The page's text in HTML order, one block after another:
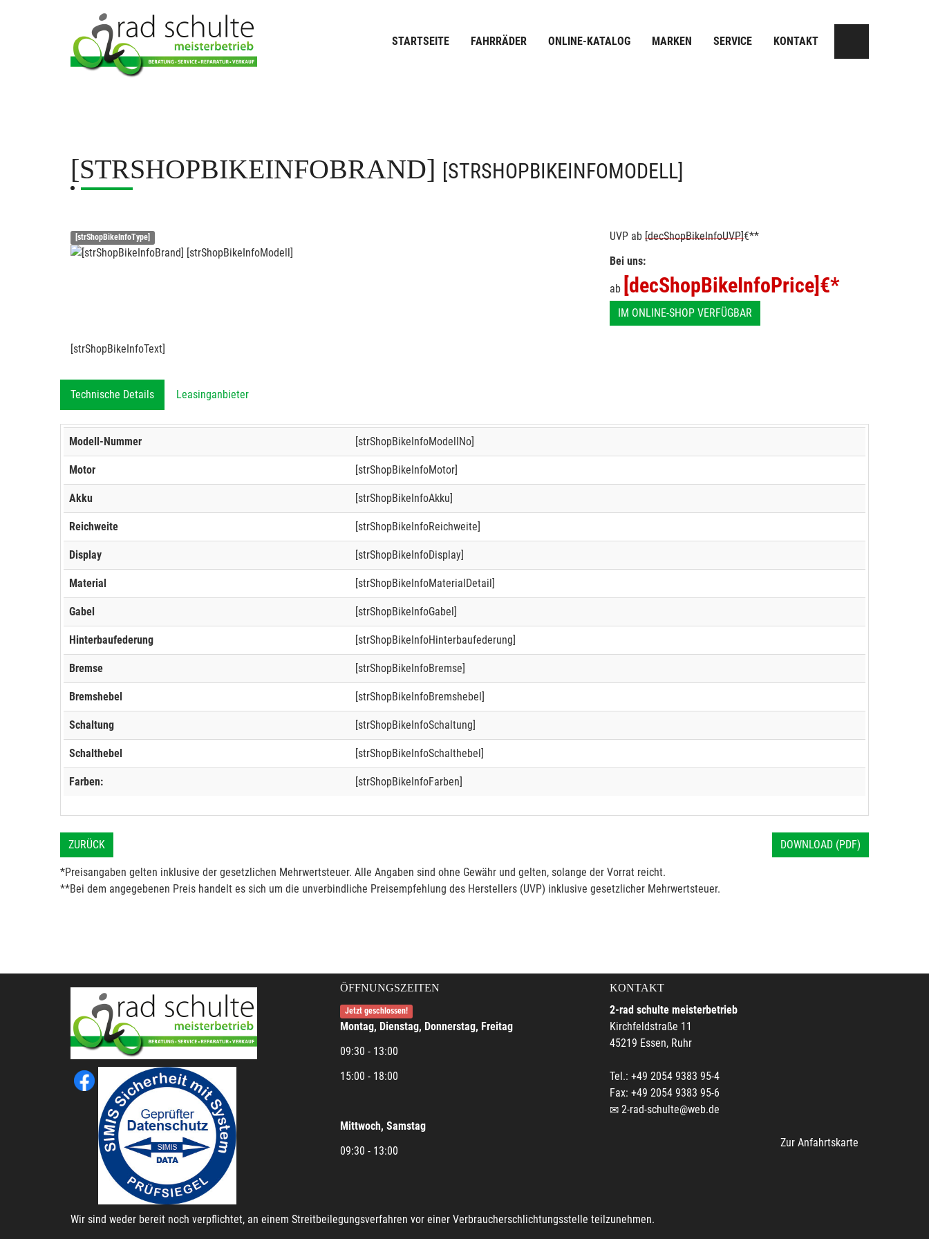
STARTSEITE FAHRRÄDER ONLINE-KATALOG MARKEN SERVICE KONTAKT
[STRSHOPBIKEINFOBRAND] [STRSHOPBIKEINFOMODELL]
[strShopBikeInfoType] UVP ab [decShopBikeInfoUVP]€**
Bei uns:
ab [decShopBikeInfoPrice] €*
IM ONLINE-SHOP VERFÜGBAR
[strShopBikeInfoText]
Technische Details Leasinganbieter
Modell-Nummer [strShopBikeInfoModellNo]
Motor [strShopBikeInfoMotor]
Akku [strShopBikeInfoAkku]
Reichweite [strShopBikeInfoReichweite]
Display [strShopBikeInfoDisplay]
Material [strShopBikeInfoMaterialDetail]
Gabel [strShopBikeInfoGabel]
Hinterbaufederung [strShopBikeInfoHinterbaufederung]
Bremse [strShopBikeInfoBremse]
Bremshebel [strShopBikeInfoBremshebel]
Schaltung [strShopBikeInfoSchaltung]
Schalthebel [strShopBikeInfoSchalthebel]
Farben: [strShopBikeInfoFarben]
ZURÜCK DOWNLOAD (PDF)
*Preisangaben gelten inklusive der gesetzlichen Mehrwertsteuer. Alle Angaben sind ohne Gewähr und gelten, solange der Vorrat reicht.
**Bei dem angegebenen Preis handelt es sich um die unverbindliche Preisempfehlung des Herstellers (UVP) inklusive gesetzlicher Mehrwertsteuer.
ÖFFNUNGSZEITEN
Jetzt geschlossen!
Montag, Dienstag, Donnerstag, Freitag
09:30 - 13:00
15:00 - 18:00
Mittwoch, Samstag
09:30 - 13:00
KONTAKT
2-rad schulte meisterbetrieb
Kirchfeldstraße 11
45219 Essen, Ruhr
Tel.: +49 2054 9383 95-4
Fax: +49 2054 9383 95-6
2-rad-schulte@web.de
Zur Anfahrtskarte
Wir sind weder bereit noch verpflichtet, an einem Streitbeilegungsverfahren vor einer Verbraucherschlichtungsstelle teilzunehmen.